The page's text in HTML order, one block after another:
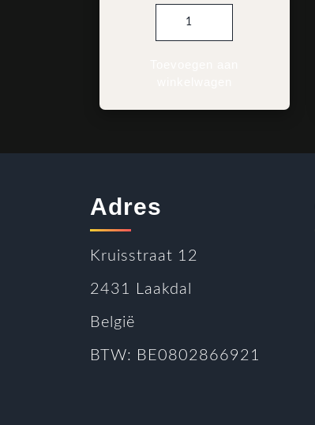
Adres
Kruisstraat 12
2431 Laakdal
België
BTW: BE0802866921